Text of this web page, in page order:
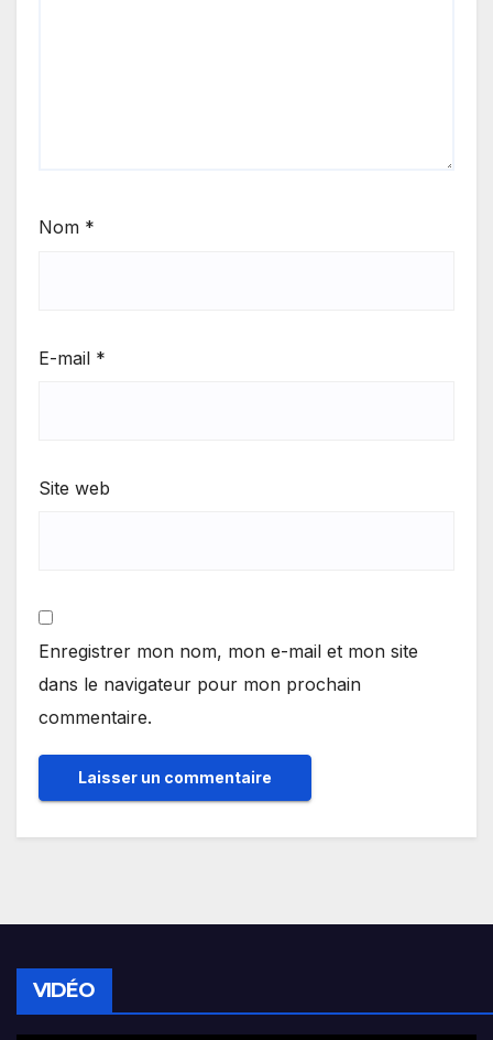
Nom *
E-mail *
Site web
Enregistrer mon nom, mon e-mail et mon site
dans le navigateur pour mon prochain
commentaire.
VIDÉO